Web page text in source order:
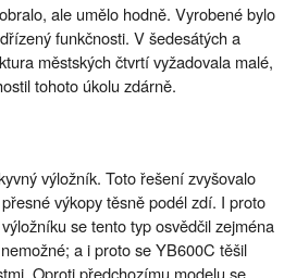
ale umělo hodně. Vyrobené bylo
funkčnosti. V šedesátých a
městských čtvrtí vyžadovala malé,
tohoto úkolu zdárně.
výložník. Toto řešení zvyšovalo
výkopy těsně podél zdí. I proto
se tento typ osvědčil zejména
a i proto se YB600C těšil